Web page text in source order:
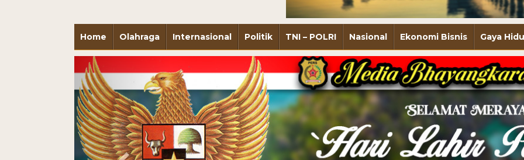
Home Olahraga Internasional Politik TNI – POLRI Nasional Ekonomi Bisnis Gaya